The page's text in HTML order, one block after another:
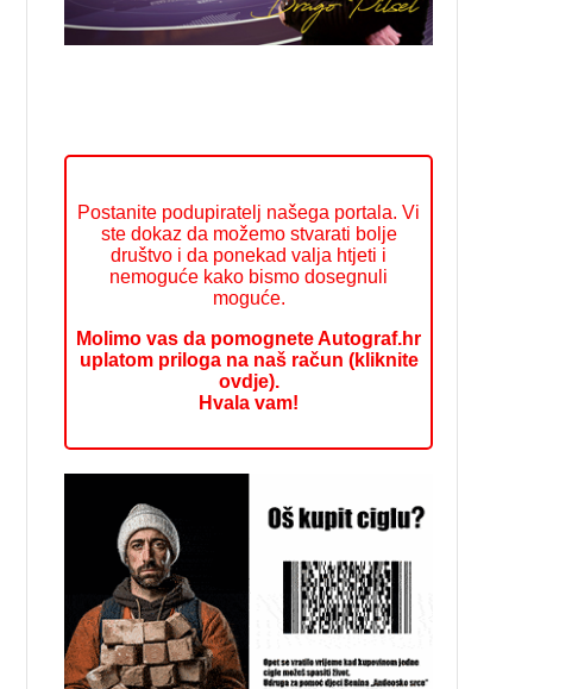
Postanite podupiratelj našega portala. Vi
ste dokaz da možemo stvarati bolje
društvo i da ponekad valja htjeti i
nemoguće kako bismo dosegnuli
moguće.
Molimo vas da pomognete Autograf.hr
uplatom priloga na naš račun (kliknite
ovdje).
Hvala vam!